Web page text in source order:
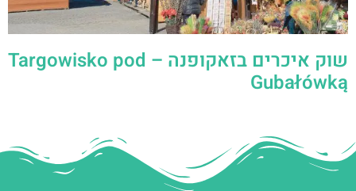
שוק איכרים בזאקופנה – Targowisko pod
Gubałówką